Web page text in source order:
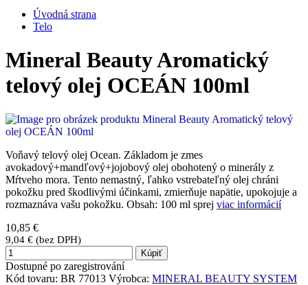
Úvodná strana
Telo
Mineral Beauty Aromatický
telový olej OCEÁN 100ml
Voňavý telový olej Ocean. Základom je zmes
avokadový+mandľový+jojobový olej obohotený o minerály z
Mŕtveho mora. Tento nemastný, ľahko vstrebateľný olej chráni
pokožku pred škodlivými účinkami, zmierňuje napätie, upokojuje a
rozmaznáva vašu pokožku. Obsah: 100 ml sprej viac informácií
10,85 €
9,04 € (bez DPH)
Kúpiť
Dostupné po zaregistrování
Kód tovaru: BR 77013 Výrobca: MINERAL BEAUTY SYSTEM